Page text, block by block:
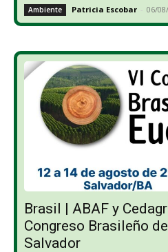
Ambiente Patricia Escobar - 06/
Brasil | ABAF y
Congreso Brasileño
Salvador